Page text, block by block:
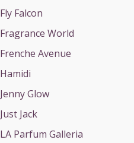
Fly Falcon
Fragrance World
Frenche Avenue
Hamidi
Jenny Glow
Just Jack
LA Parfum Galleria